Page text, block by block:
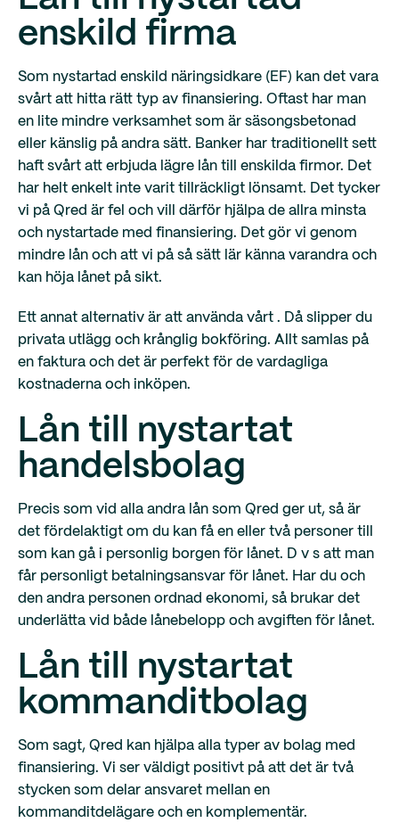
enskild firma
Som nystartad enskild näringsidkare (EF) kan det vara
svårt att hitta rätt typ av finansiering. Oftast har man
en lite mindre verksamhet som är säsongsbetonad
eller känslig på andra sätt. Banker har traditionellt sett
haft svårt att erbjuda lägre lån till enskilda firmor. Det
har helt enkelt inte varit tillräckligt lönsamt. Det tycker
vi på Qred är fel och vill därför hjälpa de allra minsta
och nystartade med finansiering. Det gör vi genom
mindre lån och att vi på så sätt lär känna varandra och
kan höja lånet på sikt.
Ett annat alternativ är att använda vårt . Då slipper du
privata utlägg och krånglig bokföring. Allt samlas på
en faktura och det är perfekt för de vardagliga
kostnaderna och inköpen.
Lån till nystartat
handelsbolag
Precis som vid alla andra lån som Qred ger ut, så är
det fördelaktigt om du kan få en eller två personer till
som kan gå i personlig borgen för lånet. D v s att man
får personligt betalningsansvar för lånet. Har du och
den andra personen ordnad ekonomi, så brukar det
underlätta vid både lånebelopp och avgiften för lånet.
Lån till nystartat
kommanditbolag
Som sagt, Qred kan hjälpa alla typer av bolag med
finansiering. Vi ser väldigt positivt på att det är två
stycken som delar ansvaret mellan en
kommanditdelägare och en komplementär.